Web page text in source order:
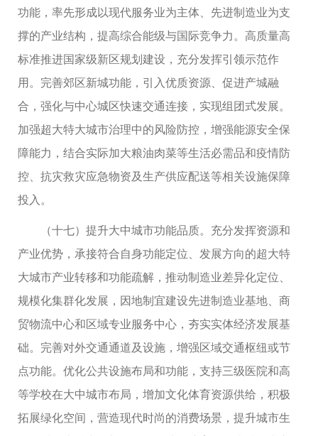
功能，率先形成以现代服务业为主体、先进制造业为支
撑的产业结构，提高综合能级与国际竞争力。高质量高
标准推进国家级新区规划建设，充分发挥引领示范作
用。完善郊区新城功能，引入优质资源、促进产城融
合，强化与中心城区快速交通连接，实现组团式发展。
加强超大特大城市治理中的风险防控，增强能源安全保
障能力，结合实际加大粮油肉菜等生活必需品和疫情防
控、抗灾救灾应急物资及生产供应配送等相关设施保障
投入。
（十七）提升大中城市功能品质。充分发挥资源和
产业优势，承接符合自身功能定位、发展方向的超大特
大城市产业转移和功能疏解，推动制造业差异化定位、
规模化集群化发展，因地制宜建设先进制造业基地、商
贸物流中心和区域专业服务中心，夯实实体经济发展基
础。完善对外交通通道及设施，增强区域交通枢纽或节
点功能。优化公共设施布局和功能，支持三级医院和高
等学校在大中城市布局，增加文化体育资源供给，积极
拓展绿化空间，营造现代时尚的消费场景，提升城市生